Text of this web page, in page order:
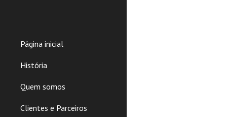
Página inicial
História
Quem somos
Clientes e Parceiros